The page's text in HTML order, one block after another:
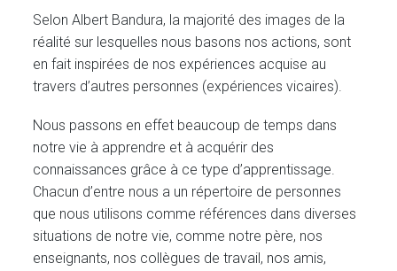
Selon Albert Bandura, la majorité des images de la
réalité sur lesquelles nous basons nos actions, sont
en fait inspirées de nos expériences acquise au
travers d’autres personnes (expériences vicaires).
Nous passons en effet beaucoup de temps dans
notre vie à apprendre et à acquérir des
connaissances grâce à ce type d’apprentissage.
Chacun d’entre nous a un répertoire de personnes
que nous utilisons comme références dans diverses
situations de notre vie, comme notre père, nos
enseignants, nos collègues de travail, nos amis,